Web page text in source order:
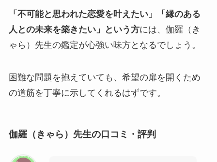
「不可能と思われた恋愛を叶えたい」「縁のある
人との未来を築きたい」という方には、伽羅（き
ゃら）先生の鑑定が心強い味方となるでしょう。
困難な問題を抱えていても、希望の扉を開くため
の道筋を丁寧に示してくれるはずです。
伽羅（きゃら）先生の口コミ・評判